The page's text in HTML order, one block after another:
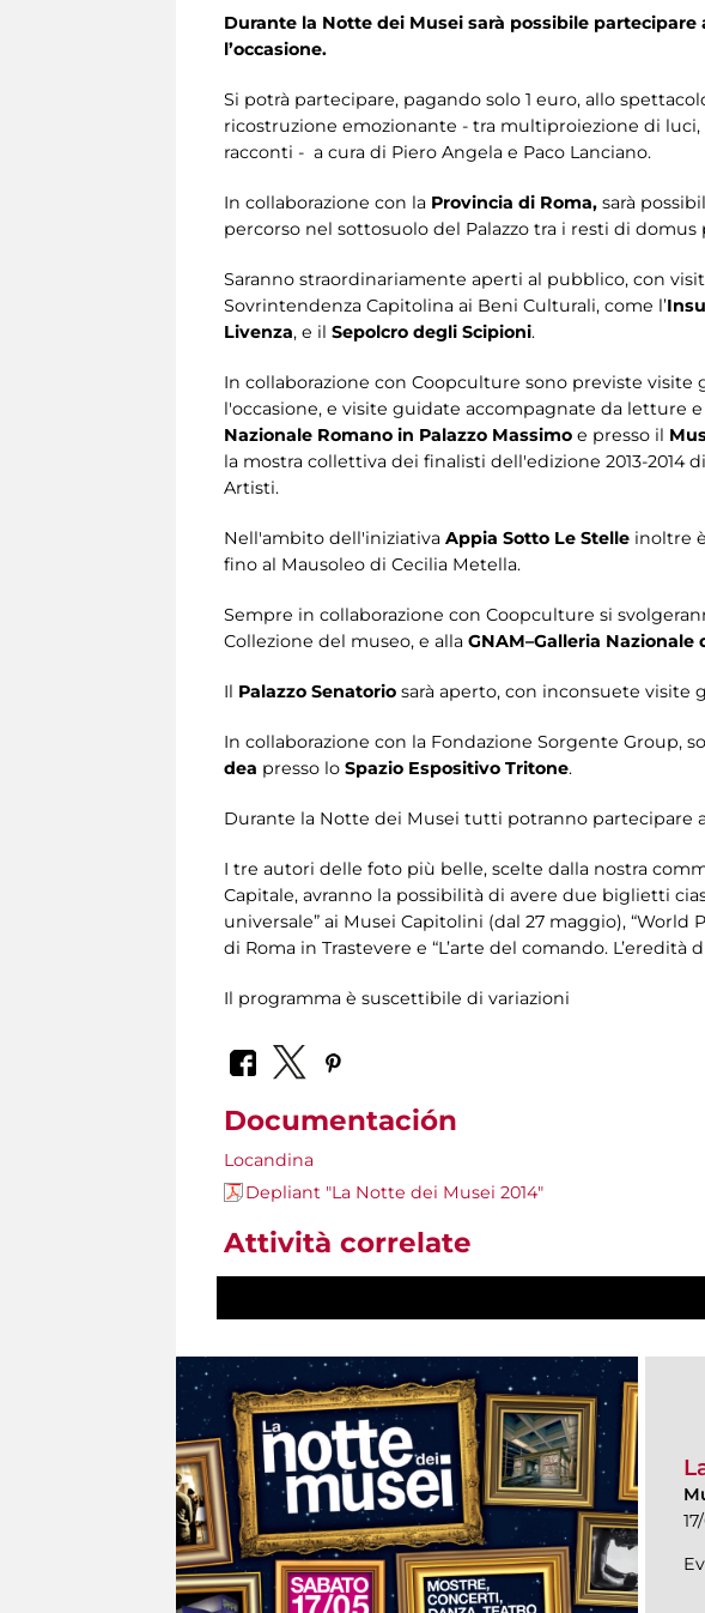
Durante la Notte dei Musei sarà possibile
l’occasione.
Si potrà partecipare, pagando solo 1 euro, allo
ricostruzione emozionante - tra multiproiezione di
racconti - a cura di Piero Angela e Paco Lanciano.
In collaborazione con la Provincia di Roma, sarà
percorso nel sottosuolo del Palazzo tra i resti di
Saranno straordinariamente aperti al pubblico, con
Sovrintendenza Capitolina ai Beni Culturali, come l’
Livenza, e il Sepolcro degli Scipioni.
In collaborazione con Coopculture sono previste visite
l'occasione, e visite guidate accompagnate da letture
Nazionale Romano in Palazzo Massimo e presso il
la mostra collettiva dei finalisti dell'edizione 2013-2014
Artisti.
Nell'ambito dell'iniziativa Appia Sotto Le Stelle inoltre
fino al Mausoleo di Cecilia Metella.
Sempre in collaborazione con Coopculture si
Collezione del museo, e alla GNAM–Galleria Nazionale
Il Palazzo Senatorio sarà aperto, con inconsuete visite
In collaborazione con la Fondazione Sorgente Group,
dea presso lo Spazio Espositivo Tritone.
Durante la Notte dei Musei tutti potranno partecipare
I tre autori delle foto più belle, scelte dalla nostra
Capitale, avranno la possibilità di avere due biglietti
universale” ai Musei Capitolini (dal 27 maggio),
di Roma in Trastevere e “L’arte del comando. L’eredità
Il programma è suscettibile di variazioni
Documentación
Locandina
Depliant "La Notte dei Musei 2014"
Attività correlate